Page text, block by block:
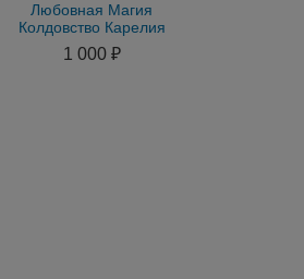
Любовная Магия
Колдовство Карелия
Мощный Приворот
Чернокнижные
1 000 ₽